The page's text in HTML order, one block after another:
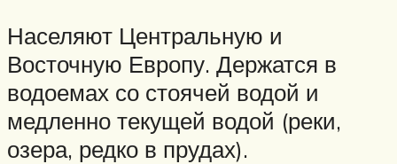
Населяют Центральную и
Восточную Европу. Держатся в
водоемах со стоячей водой и
медленно текущей водой (реки,
озера, редко в прудах).